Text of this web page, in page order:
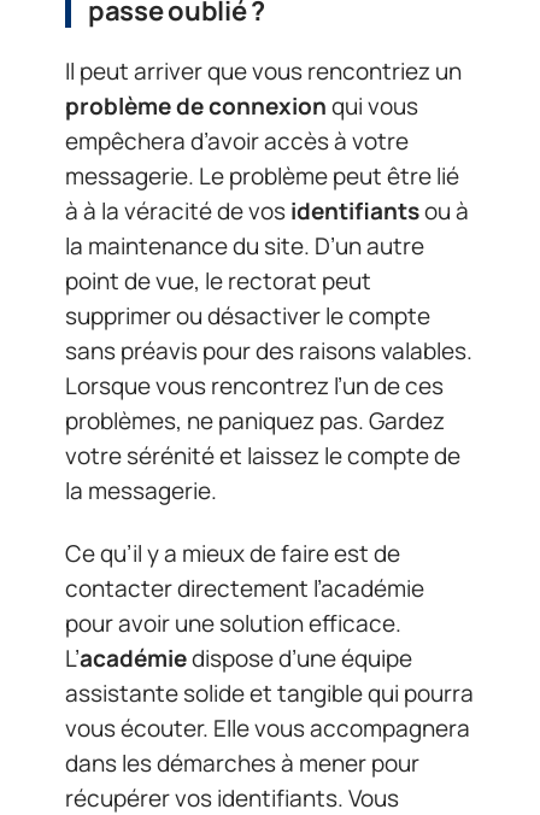
passe oublié ?
Il peut arriver que vous rencontriez un
problème de connexionqui vous
empêchera d’avoir accès à votre
messagerie. Le problème peut être lié
à à la véracité de vosidentifiantsou à
la maintenance du site. D’un autre
point de vue, le rectorat peut
supprimer ou désactiver le compte
sans préavis pour des raisons valables.
Lorsque vous rencontrez l’un de ces
problèmes, ne paniquez pas. Gardez
votre sérénité et laissez le compte de
la messagerie.
Ce qu’il y a mieux de faire est de
contacter directement l’académie
pour avoir une solution efficace.
L’académiedispose d’une équipe
assistante solide et tangible qui pourra
vous écouter. Elle vous accompagnera
dans les démarches à mener pour
récupérer vos identifiants. Vous